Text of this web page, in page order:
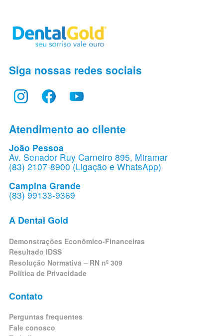
Siga nossas redes sociais
Atendimento ao cliente
João Pessoa
Av. Senador Ruy Carneiro 895, Miramar
(83) 2107-8900 (Ligação e WhatsApp)
Campina Grande
(83) 99133-9369
A Dental Gold
Demonstrações Econômico-Financeiras
Resultado IDSS
Resolução Normativa – RN nº 309
Política de Privacidade
Contato
Perguntas frequentes
Fale conosco